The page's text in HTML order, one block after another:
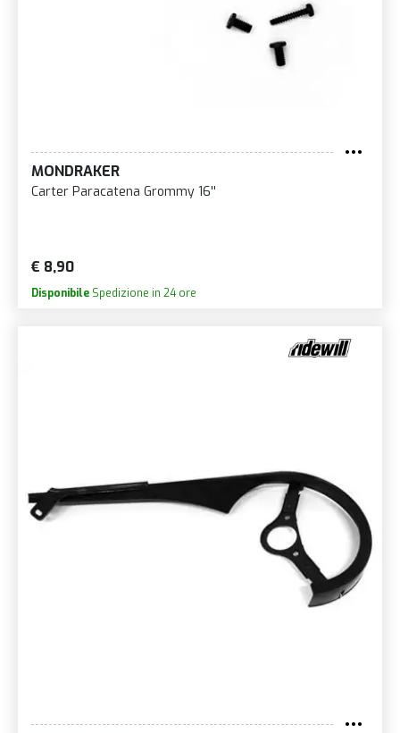
MONDRAKER
Carter Paracatena Grommy 16''
€ 8,90
Disponibile Spedizione in 24 ore